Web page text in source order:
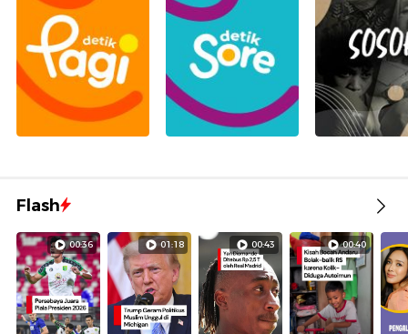
Flash
00:36 01:18 00:43 00:40